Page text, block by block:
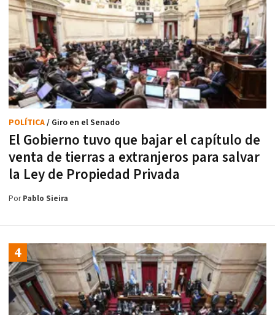
El Gobierno tuvo que bajar el capítulo de
venta de tierras a extranjeros para salvar
la Ley de Propiedad Privada
POLÍTICA/ Giro en el Senado
PorPablo Sieira